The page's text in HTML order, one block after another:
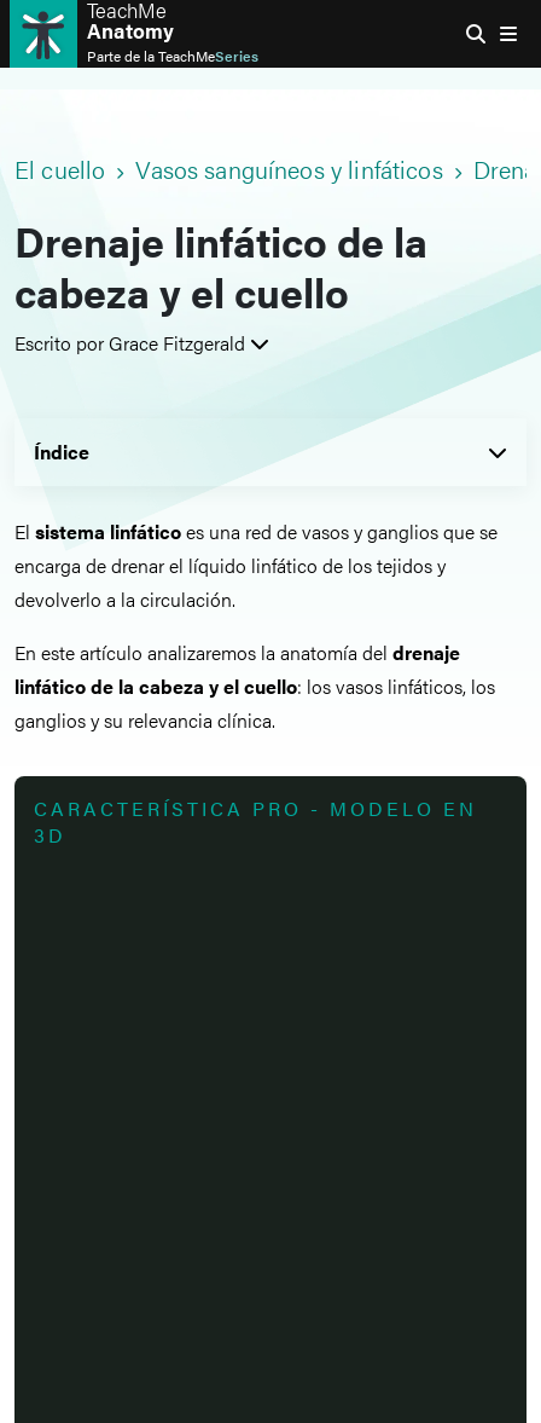
TeachMe
Anatomy
Parte de laTeachMeSeries
El cuello Vasos sanguíneos y linfáticos
Drenaje linfático de la
cabeza y el cuello
Escrito por Grace Fitzgerald
Índice
El sistema linfáticoes una red de vasos y ganglios que se
encarga de drenar el líquido linfático de los tejidos y
devolverlo a la circulación.
En este artículo analizaremos la anatomía del drenaje
linfático de la cabeza y el cuello: los vasos linfáticos, los
ganglios y su relevancia clínica.
CARACTERÍSTICA PRO - MODELO EN
3D